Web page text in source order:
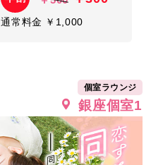
通常料金 ￥1,000
個室ラウンジ
銀座個室1